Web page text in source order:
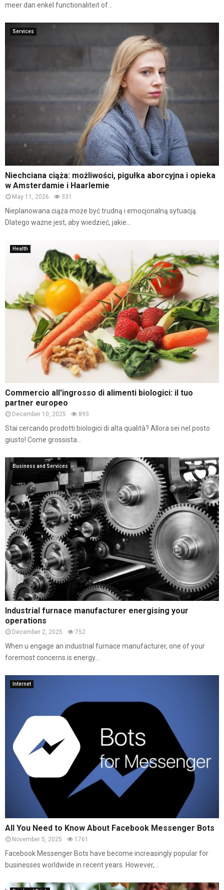
meer dan enkel functionaliteit of...
Services
Niechciana ciąża: możliwości, pigułka aborcyjna i opieka
w Amsterdamie i Haarlemie
May 11, 2026 331
Nieplanowana ciąża może być trudną i emocjonalną sytuacją.
Dlatego ważne jest, aby wiedzieć, jakie...
Health
Commercio all'ingrosso di alimenti biologici: il tuo
partner europeo
December 10, 2025 893
Stai cercando prodotti biologici di alta qualità? Allora sei nel posto
giusto! Come grossista...
Business and Services
Industrial furnace manufacturer energising your
operations
December 2, 2025 752
When u engage an industrial furnace manufacturer, one of your
foremost concerns is energy...
Internet
All You Need to Know About Facebook Messenger Bots
November 5, 2025 1761
Facebook Messenger Bots have become increasingly popular for
businesses worldwide in recent years. However,...